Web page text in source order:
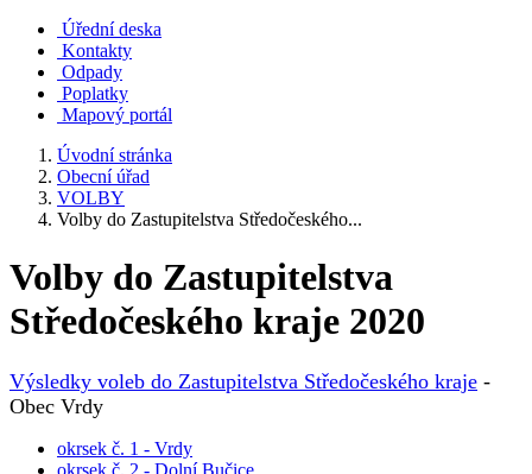
Úřední deska
Kontakty
Odpady
Poplatky
Mapový portál
Úvodní stránka
Obecní úřad
VOLBY
Volby do Zastupitelstva Středočeského...
Volby do Zastupitelstva
Středočeského kraje 2020
Výsledky voleb do Zastupitelstva Středočeského kraje -
Obec Vrdy
okrsek č. 1 - Vrdy
okrsek č. 2 - Dolní Bučice